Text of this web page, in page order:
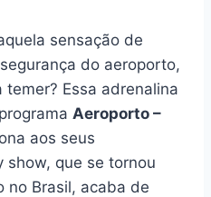
sensação de
do aeroporto,
Essa adrenalina
Aeroporto –
aos seus
show, que se tornou
no Brasil, acaba de